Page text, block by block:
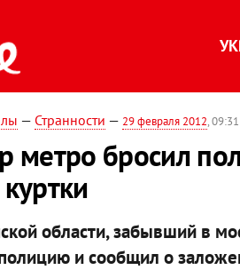
— Странности — 29 февраля 2012, 09:31
метро бросил
области, забывший в
и сообщил о